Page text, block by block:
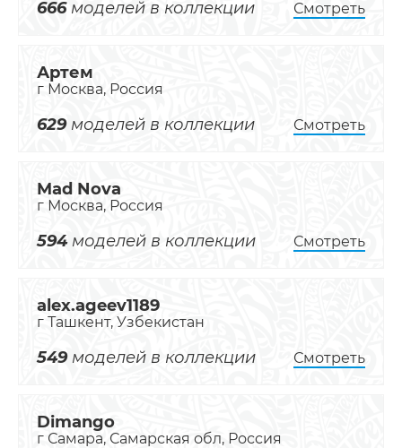
666моделей в коллекции Смотреть
Артем
г Москва, Россия
629моделей в коллекции Смотреть
Mad Nova
г Москва, Россия
594моделей в коллекции Смотреть
alex.ageev1189
г Ташкент, Узбекистан
549моделей в коллекции Смотреть
Dimango
г Самара, Самарская обл, Россия